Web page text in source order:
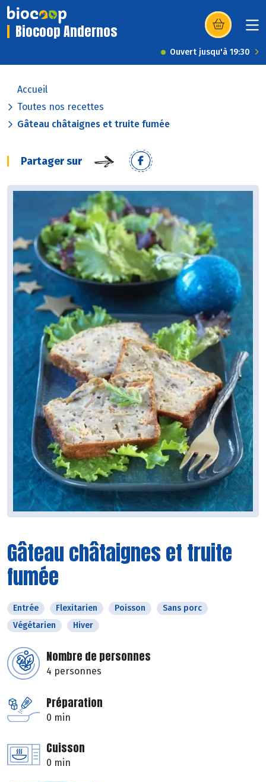
Biocoop Andernos (s’ouvre dans
Ouvert jusqu'à 19:30
Accueil
Toutes nos recettes
Gâteau châtaignes et truite fumée
Partager sur
Gâteau châtaignes et truite
fumée
Entrée Flexitarien Poisson
Sans porc
Végétarien
Hiver
Nombre de personnes
4 personnes
Préparation
0 min
Cuisson
0 min